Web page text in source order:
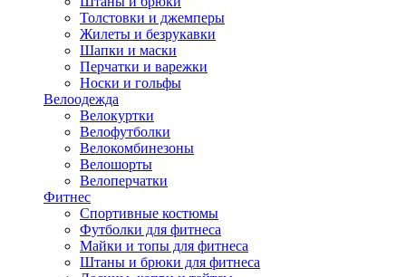
Толстовки и джемперы
Жилеты и безрукавки
Шапки и маски
Перчатки и варежки
Носки и гольфы
Велоодежда
Велокуртки
Велофутболки
Велокомбинезоны
Велошорты
Велоперчатки
Фитнес
Спортивные костюмы
Футболки для фитнеса
Майки и топы для фитнеса
Штаны и брюки для фитнеса